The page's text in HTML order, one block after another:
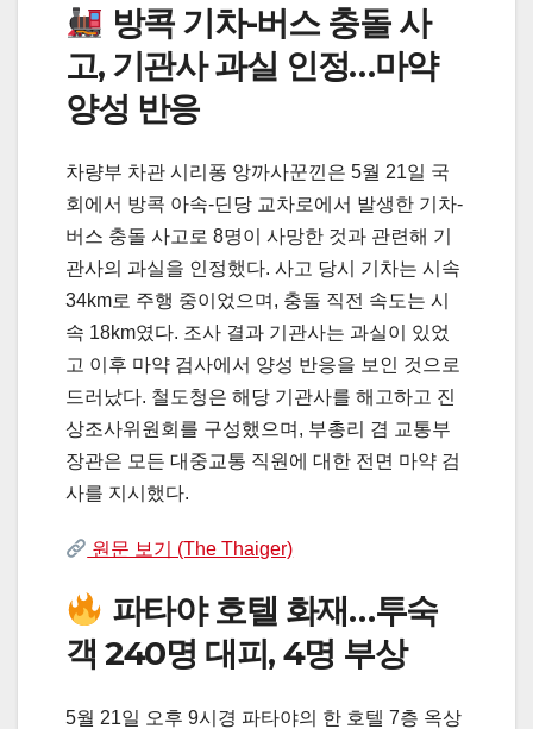
방콕 기차-버스 충돌 사
고, 기관사 과실 인정…마약
양성 반응
차량부 차관 시리퐁 앙까사꾼낀은 5월 21일 국
회에서 방콕 아속-딘당 교차로에서 발생한 기차-
버스 충돌 사고로 8명이 사망한 것과 관련해 기
관사의 과실을 인정했다. 사고 당시 기차는 시속
34km로 주행 중이었으며, 충돌 직전 속도는 시
속 18km였다. 조사 결과 기관사는 과실이 있었
고 이후 마약 검사에서 양성 반응을 보인 것으로
드러났다. 철도청은 해당 기관사를 해고하고 진
상조사위원회를 구성했으며, 부총리 겸 교통부
장관은 모든 대중교통 직원에 대한 전면 마약 검
사를 지시했다.
원문 보기 (The Thaiger)
파타야 호텔 화재…투숙
객 240명 대피, 4명 부상
5월 21일 오후 9시경 파타야의 한 호텔 7층 옥상